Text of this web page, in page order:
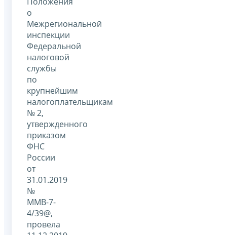
о
Межрегиональной
инспекции
Федеральной
налоговой
службы
по
крупнейшим
налогоплательщикам
№ 2,
утвержденного
приказом
ФНС
России
от
31.01.2019
№
ММВ-7-
4/39@,
провела